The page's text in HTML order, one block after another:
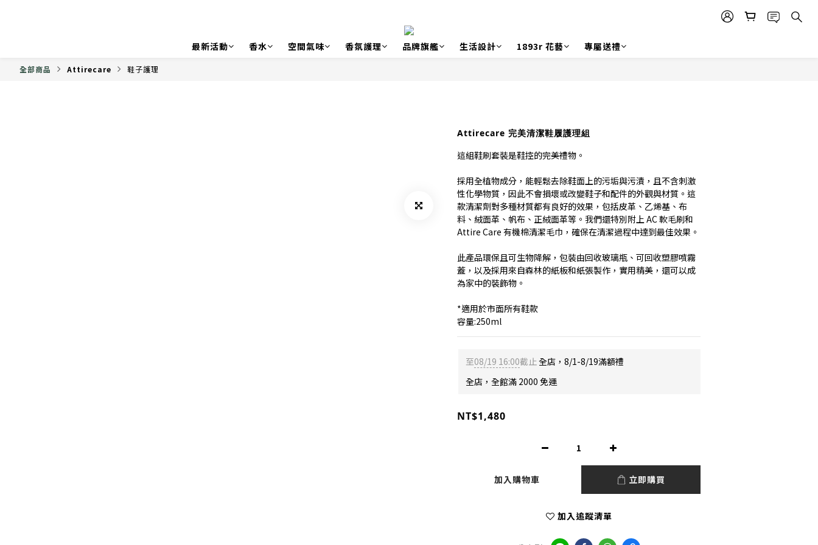
最新活動 香水 空間氣味 香氛護理 品牌旗艦 生活設計 1893r 花藝 專屬送禮
全部商品 Attirecare 鞋子護理
Attirecare 完美清潔鞋履護理組
這組鞋刷套裝是鞋控的完美禮物。
採用全植物成分，能輕鬆去除鞋面上的污垢與污漬，且不含刺激
性化學物質，因此不會損壞或改變鞋子和配件的外觀與材質。這
款清潔劑對多種材質都有良好的效果，包括皮革、乙烯基、布
料、絨面革、帆布、正絨面革等。我們還特別附上 AC 軟毛刷和
Attire Care 有機棉清潔毛巾，確保在清潔過程中達到最佳效果。
此產品環保且可生物降解，包裝由回收玻璃瓶、可回收塑膠噴霧
蓋，以及採用來自森林的紙板和紙張製作，實用精美，還可以成
為家中的裝飾物。
*適用於市面所有鞋款
容量:250ml
至08/19 16:00截止全店，8/1-8/19滿額禮
全店，全館滿 2000 免運
NT$1,480
加入購物車 立即購買
加入追蹤清單